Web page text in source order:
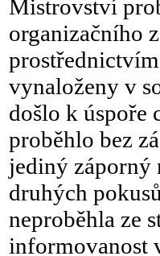
Mistrovství
organizačního
vynaloženy v
došlo k úspoře
proběhlo bez
jediný záporný
druhých
neproběhla ze
informovanost